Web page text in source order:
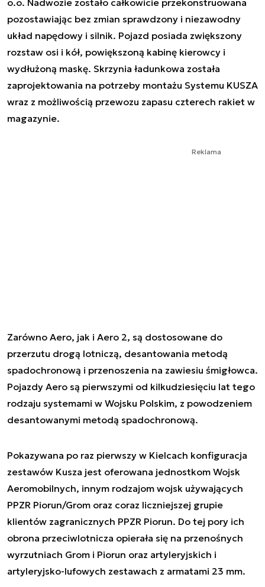
o.o. Nadwozie zostało całkowicie przekonstruowana
pozostawiając bez zmian sprawdzony i niezawodny
układ napędowy i silnik. Pojazd posiada zwiększony
rozstaw osi i kół, powiększoną kabinę kierowcy i
wydłużoną maskę. Skrzynia ładunkowa została
zaprojektowania na potrzeby montażu Systemu KUSZA
wraz z możliwością przewozu zapasu czterech rakiet w
magazynie.
Reklama
Zarówno Aero, jak i Aero 2, są dostosowane do
przerzutu drogą lotniczą, desantowania metodą
spadochronową i przenoszenia na zawiesiu śmigłowca.
Pojazdy Aero są pierwszymi od kilkudziesięciu lat tego
rodzaju systemami w Wojsku Polskim, z powodzeniem
desantowanymi metodą spadochronową.
Pokazywana po raz pierwszy w Kielcach konfiguracja
zestawów Kusza jest oferowana jednostkom Wojsk
Aeromobilnych, innym rodzajom wojsk używających
PPZR Piorun/Grom oraz coraz liczniejszej grupie
klientów zagranicznych PPZR Piorun. Do tej pory ich
obrona przeciwlotnicza opierała się na przenośnych
wyrzutniach Grom i Piorun oraz artyleryjskich i
artyleryjsko-lufowych zestawach z armatami 23 mm.